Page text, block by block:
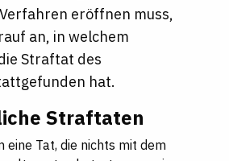
eröffnen muss,
an, in welchem
Straftat des
hat.
Straftaten
eine Tat, die nichts mit dem